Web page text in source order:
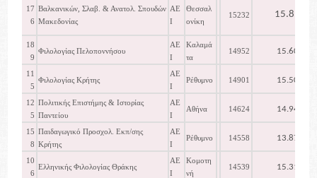
17
6
Βαλκανικών, Σλαβ. & Ανατολ. Σπουδών
Μακεδονίας
ΑΕ
Ι
Θεσσαλ
ονίκη
15232 15.817
18
9
Φιλολογίας Πελοποννήσου
ΑΕ
Ι
Καλαμά
τα
14952 15.602
11
5
Φιλολογίας Κρήτης
ΑΕ
Ι
Ρέθυμνο 14901 15.501
12
5
Πολιτικής Επιστήμης & Ιστορίας
Παντείου
ΑΕ
Ι
Αθήνα 14624 14.949
15
8
Παιδαγωγικό Προσχολ. Εκπ/σης
Κρήτης
ΑΕ
Ι
Ρέθυμνο 14558 13.872
10
6
Ελληνικής Φιλολογίας Θράκης
ΑΕ
Ι
Κομοτη
νή
14539 15.319